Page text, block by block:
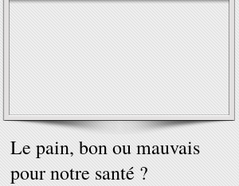
Le pain, bon ou mauvais
pour notre santé ?